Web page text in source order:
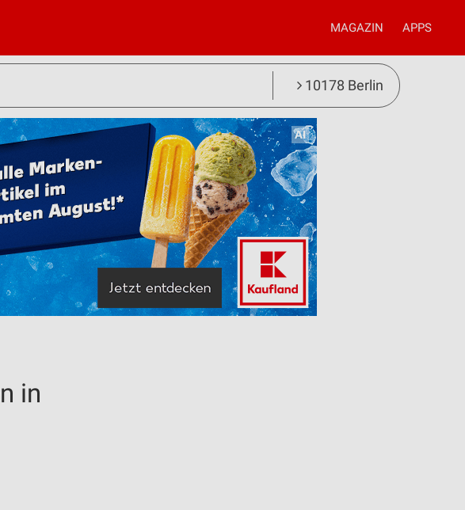
MAGAZIN APPS
10178 Berlin
in